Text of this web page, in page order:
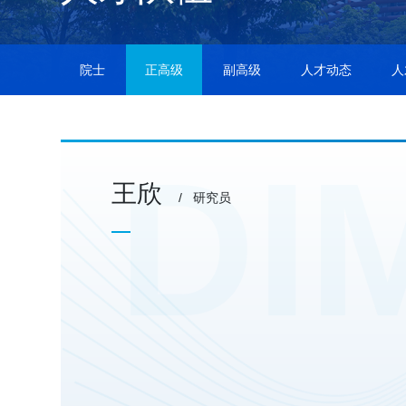
院士 正高级 副高级 人才动态
王欣 / 研究员